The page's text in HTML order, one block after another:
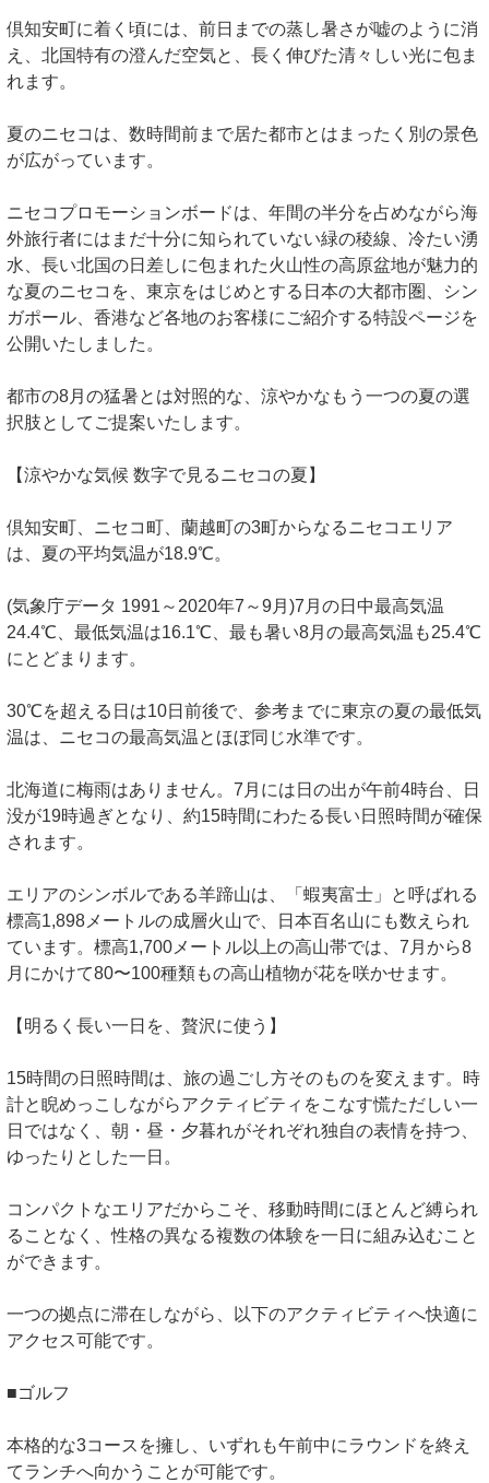
倶知安町に着く頃には、前日までの蒸し暑さが嘘のように消
え、北国特有の澄んだ空気と、長く伸びた清々しい光に包ま
れます。
夏のニセコは、数時間前まで居た都市とはまったく別の景色
が広がっています。
ニセコプロモーションボードは、年間の半分を占めながら海
外旅行者にはまだ十分に知られていない緑の稜線、冷たい湧
水、長い北国の日差しに包まれた火山性の高原盆地が魅力的
な夏のニセコを、東京をはじめとする日本の大都市圏、シン
ガポール、香港など各地のお客様にご紹介する特設ページを
公開いたしました。
都市の8月の猛暑とは対照的な、涼やかなもう一つの夏の選
択肢としてご提案いたします。
【涼やかな気候 数字で見るニセコの夏】
倶知安町、ニセコ町、蘭越町の3町からなるニセコエリア
は、夏の平均気温が18.9℃。
(気象庁データ 1991～2020年7～9月)7月の日中最高気温
24.4℃、最低気温は16.1℃、最も暑い8月の最高気温も25.4℃
にとどまります。
30℃を超える日は10日前後で、参考までに東京の夏の最低気
温は、ニセコの最高気温とほぼ同じ水準です。
北海道に梅雨はありません。7月には日の出が午前4時台、日
没が19時過ぎとなり、約15時間にわたる長い日照時間が確保
されます。
エリアのシンボルである羊蹄山は、「蝦夷富士」と呼ばれる
標高1,898メートルの成層火山で、日本百名山にも数えられ
ています。標高1,700メートル以上の高山帯では、7月から8
月にかけて80〜100種類もの高山植物が花を咲かせます。
【明るく長い一日を、贅沢に使う】
15時間の日照時間は、旅の過ごし方そのものを変えます。時
計と睨めっこしながらアクティビティをこなす慌ただしい一
日ではなく、朝・昼・夕暮れがそれぞれ独自の表情を持つ、
ゆったりとした一日。
コンパクトなエリアだからこそ、移動時間にほとんど縛られ
ることなく、性格の異なる複数の体験を一日に組み込むこと
ができます。
一つの拠点に滞在しながら、以下のアクティビティへ快適に
アクセス可能です。
■ゴルフ
本格的な3コースを擁し、いずれも午前中にラウンドを終え
てランチへ向かうことが可能です。